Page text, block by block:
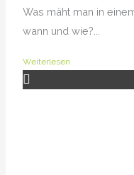
Was mäht man in
wann und wie?...
Weiterlesen